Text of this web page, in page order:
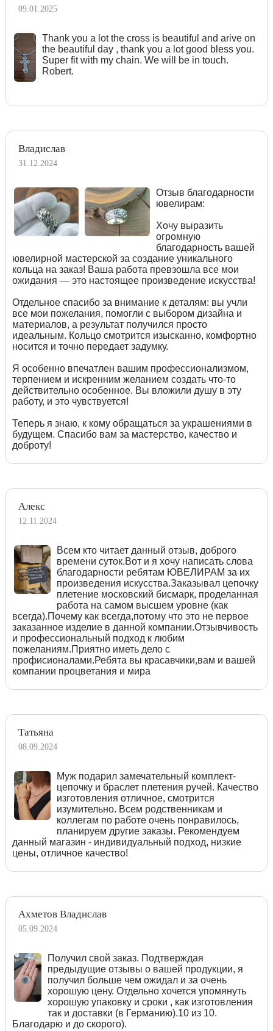
09.01.2025
Тhank you a lot the cross is beautiful and arive on
the beautiful day , thank you a lot good bless you.
Super fit with my chain. We will be in touch.
Robert.
Владислав
31.12.2024
Отзыв благодарности
ювелирам:
Хочу выразить
огромную
благодарность вашей
ювелирной мастерской за создание уникального
кольца на заказ! Ваша работа превзошла все мои
ожидания — это настоящее произведение искусства!
Отдельное спасибо за внимание к деталям: вы учли
все мои пожелания, помогли с выбором дизайна и
материалов, а результат получился просто
идеальным. Кольцо смотрится изысканно, комфортно
носится и точно передает задумку.
Я особенно впечатлен вашим профессионализмом,
терпением и искренним желанием создать что-то
действительно особенное. Вы вложили душу в эту
работу, и это чувствуется!
Теперь я знаю, к кому обращаться за украшениями в
будущем. Спасибо вам за мастерство, качество и
доброту!
Алекс
12.11.2024
Всем кто читает данный отзыв, доброго
времени суток.Вот и я хочу написать слова
благодарности ребятам ЮВЕЛИРАМ за их
произведения искусства.Заказывал цепочку
плетение московский бисмарк, проделанная
работа на самом высшем уровне (как
всегда).Почему как всегда,потому что это не первое
заказанное изделие в данной компании.Отзывчивость
и профессиональный подход к любим
пожеланиям.Приятно иметь дело с
профисионалами.Ребята вы красавчики,вам и вашей
компании процветания и мира
Татьяна
08.09.2024
Муж подарил замечательный комплект-
цепочку и браслет плетения ручей. Качество
изготовления отличное, смотрится
изумительно. Всем родственникам и
коллегам по работе очень понравилось,
планируем другие заказы. Рекомендуем
данный магазин - индивидуальный подход, низкие
цены, отличное качество!
Ахметов Владислав
05.09.2024
Получил свой заказ. Подтверждая
предыдущие отзывы о вашей продукции, я
получил больше чем ожидал и за очень
хорошую цену. Отдельно хочется упомянуть
хорошую упаковку и сроки , как изготовления
так и доставки (в Германию).10 из 10.
Благодарю и до скорого).